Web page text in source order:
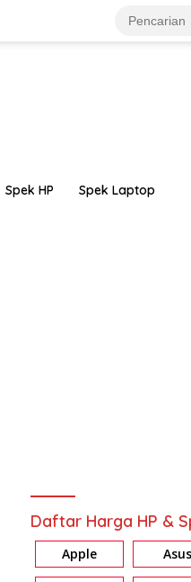
Spek HP Spek Laptop
Daftar Harga HP &
Apple Asus